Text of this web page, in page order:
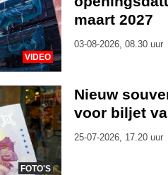
VIDEO
maart 2027
03-08-2026, 08.30 uur
FOTO'S
Nieuw
voor biljet
25-07-2026, 17.20 uur